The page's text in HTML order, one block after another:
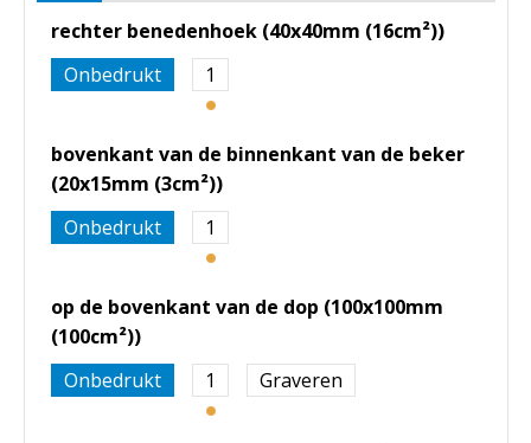
rechter benedenhoek (40x40mm (16cm²))
Onbedrukt
1
bovenkant van de binnenkant van de beker
(20x15mm (3cm²))
Onbedrukt
1
op de bovenkant van de dop (100x100mm
(100cm²))
Onbedrukt
1 Graveren